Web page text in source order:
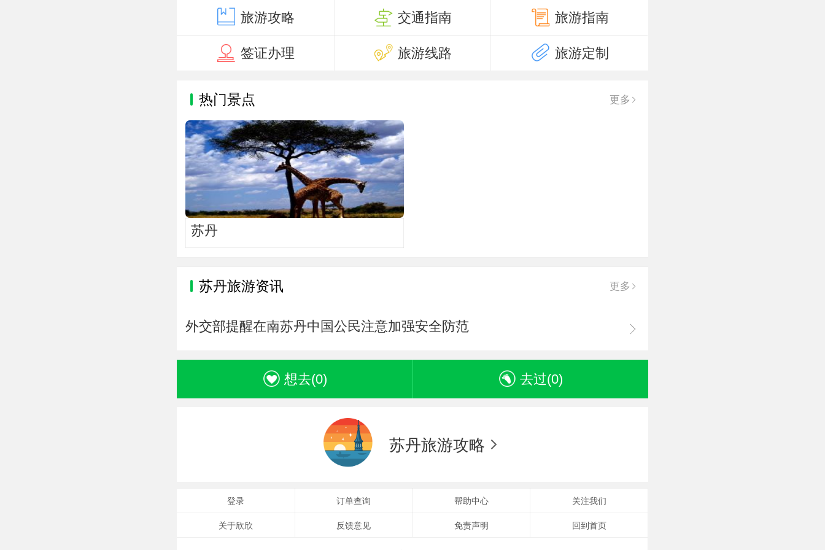
旅游攻略 交通指南 旅游指南
签证办理 旅游线路 旅游定制
热门景点 更多
苏丹
苏丹旅游资讯 更多
外交部提醒在南苏丹中国公民注意加强安全防范
想去(0) 去过(0)
苏丹旅游攻略
登录 订单查询 帮助中心 关注我们
关于欣欣 反馈意见 免责声明 回到首页